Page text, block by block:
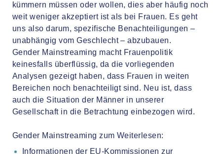
kümmern müssen oder wollen, dies aber häufig noch
weit weniger akzeptiert ist als bei Frauen. Es geht
uns also darum, spezifische Benachteiligungen –
unabhängig vom Geschlecht – abzubauen.
Gender Mainstreaming macht Frauenpolitik
keinesfalls überflüssig, da die vorliegenden
Analysen gezeigt haben, dass Frauen in weiten
Bereichen noch benachteiligt sind. Neu ist, dass
auch die Situation der Männer in unserer
Gesellschaft in die Betrachtung einbezogen wird.
Gender Mainstreaming zum Weiterlesen:
Informationen der EU-Kommissionen zur